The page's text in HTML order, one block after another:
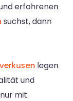
erfahrenen
suchst, dann
legen
und
mit